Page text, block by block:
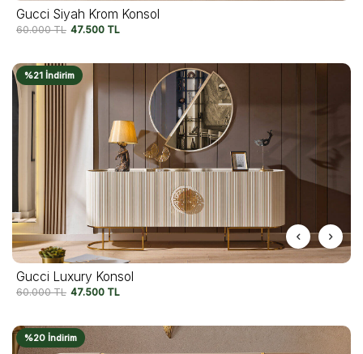
Gucci Siyah Krom Konsol
60.000TL 47.500 TL
%21 İndirim
Gucci Luxury Konsol
60.000TL 47.500 TL
%20 İndirim